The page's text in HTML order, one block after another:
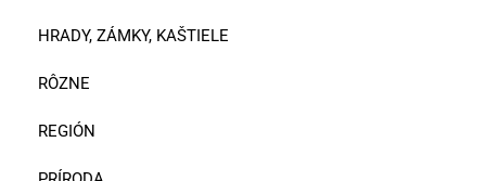
HRADY, ZÁMKY, KAŠTIELE
RÔZNE
REGIÓN